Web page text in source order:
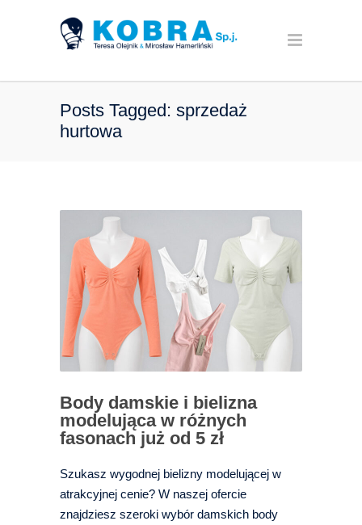
Posts Tagged: sprzedaż
hurtowa
Body damskie i bielizna
modelująca w różnych
fasonach już od 5 zł
Szukasz wygodnej bielizny modelującej w
atrakcyjnej cenie? W naszej ofercie
znajdziesz szeroki wybór damskich body